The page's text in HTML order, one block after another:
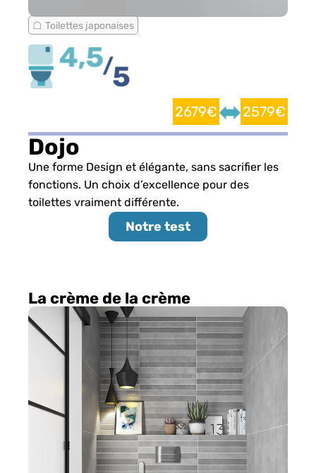
Toilettes japonaises
2679€ 2579€
Dojo
Une forme Design et élégante, sans sacrifier les
fonctions. Un choix d’excellence pour des
toilettes vraiment différente.
Notre test
La crème de la crème